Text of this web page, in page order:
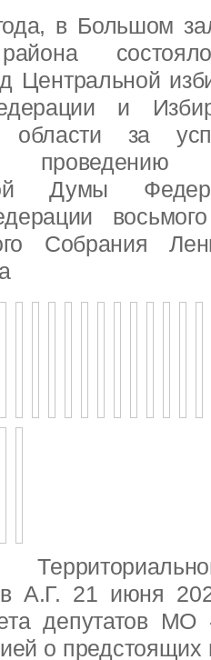
в Большом
Центральной
и
области за
проведению
Думы
Собрания
А.Г. 21 июня
депутатов МО
о предстоящих